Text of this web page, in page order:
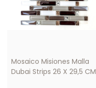
Mosaico Misiones Malla
Dubai Strips 26 X 29,5 CM